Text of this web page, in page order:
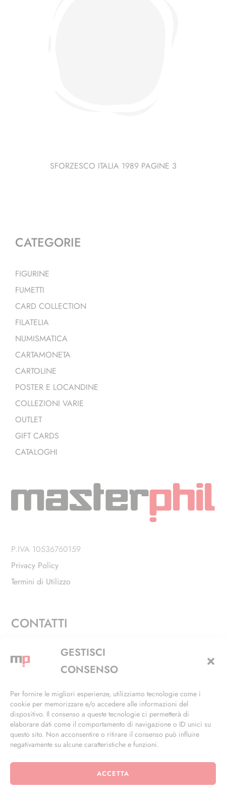
GESTISCI
CONSENSO
Per fornire le migliori esperienze, utilizziamo tecnologie come i
cookie per memorizzare e/o accedere alle informazioni del
dispositivo. Il consenso a queste tecnologie ci permetterà di
elaborare dati come il comportamento di navigazione o ID unici su
questo sito. Non acconsentire o ritirare il consenso può influire
negativamente su alcune caratteristiche e funzioni.
ACCETTA
SFORZESCO ITALIA 1989 PAGINE 3
CATEGORIE
FIGURINE
FUMETTI
CARD COLLECTION
FILATELIA
NUMISMATICA
CARTAMONETA
CARTOLINE
POSTER E LOCANDINE
COLLEZIONI VARIE
OUTLET
GIFT CARDS
CATALOGHI
P.IVA 10536760159
Privacy Policy
Termini di Utilizzo
CONTATTI
Via Alfieri, 27 - Trezzano Sul Naviglio (MI)
+39 02 4846 3155
info@masterphil.it